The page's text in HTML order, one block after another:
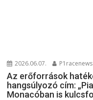
2026.06.07.
Az erőforrások
hangsúlyozó cím:
Monacóban is